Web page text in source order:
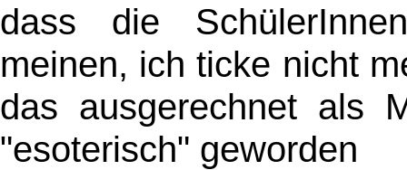
dass die
meinen, ich ticke nicht
das ausgerechnet als
"esoterisch" geworden